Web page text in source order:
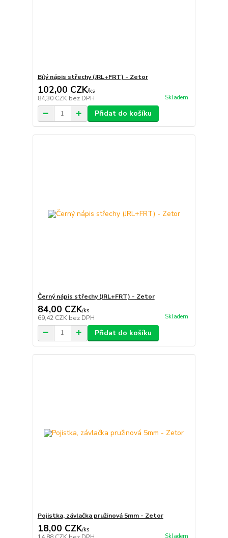
Bílý nápis střechy (JRL+FRT) - Zetor
102,00 CZK/ks
84,30 CZK bez DPH Skladem
Přidat do košíku
Černý nápis střechy (JRL+FRT) - Zetor
84,00 CZK/ks
69,42 CZK bez DPH Skladem
Přidat do košíku
Pojistka, závlačka pružinová 5mm - Zetor
18,00 CZK/ks
Skladem